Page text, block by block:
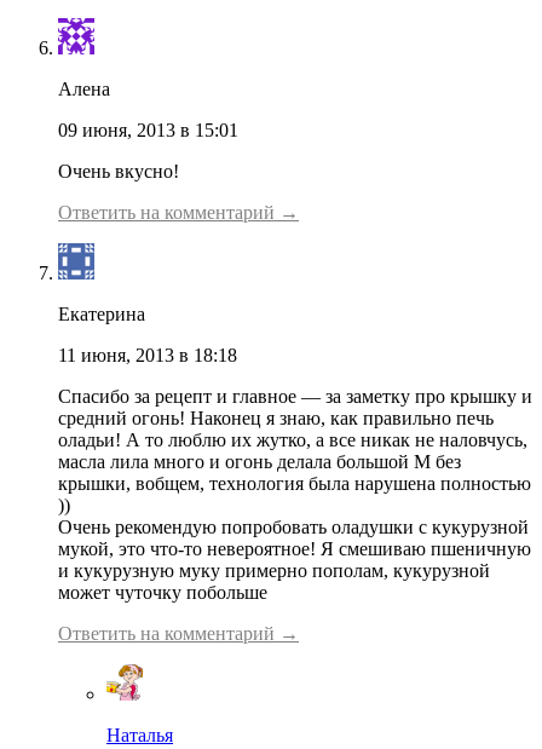
Алена
09 июня, 2013 в 15:01
Очень вкусно!
Ответить на комментарий →
Екатерина
11 июня, 2013 в 18:18
Спасибо за рецепт и главное — за заметку про крышку и
средний огонь! Наконец я знаю, как правильно печь
оладьи! А то люблю их жутко, а все никак не наловчусь,
масла лила много и огонь делала большой М без
крышки, вобщем, технология была нарушена полностью
))
Очень рекомендую попробовать оладушки с кукурузной
мукой, это что-то невероятное! Я смешиваю пшеничную
и кукурузную муку примерно пополам, кукурузной
может чуточку побольше
Ответить на комментарий →
Наталья